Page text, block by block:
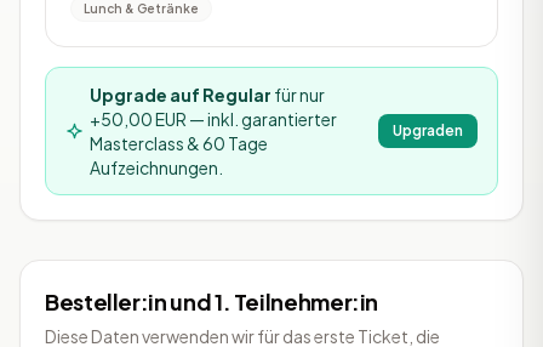
Lunch & Getränke
Upgrade auf Regular für nur
+50,00 EUR — inkl. garantierter
Masterclass & 60 Tage
Aufzeichnungen.
Upgraden
Besteller:in und 1. Teilnehmer:in
Diese Daten verwenden wir für das erste Ticket, die